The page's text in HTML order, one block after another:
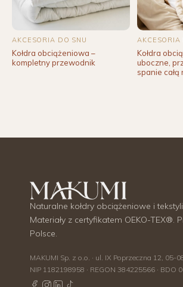
AKCESORIA DO SNU
Kołdra obciążeniowa –
kompletny przewodnik
AKCESORIA
Kołdra
uboczne,
spanie całą
Naturalne kołdry obciążeniowe i
Materiały z certyfikatem OEKO-TEX®.
Polsce.
MAKUMI Sp. z o.o. · ul. IX Poprzeczna 12, 05-
NIP 1182198958 · REGON 384225566 · BDO